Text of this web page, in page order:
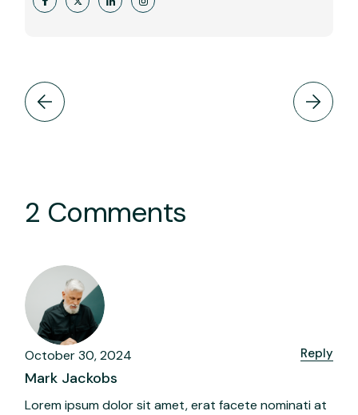
2 Comments
October 30, 2024 Reply
Mark Jackobs
Lorem ipsum dolor sit amet, erat facete nominati at